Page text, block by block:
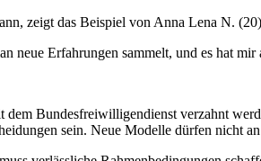
zeigt das Beispiel von Anna Lena N.
neue Erfahrungen sammelt, und es hat
Bundesfreiwilligendienst verzahnt
sein. Neue Modelle dürfen nicht